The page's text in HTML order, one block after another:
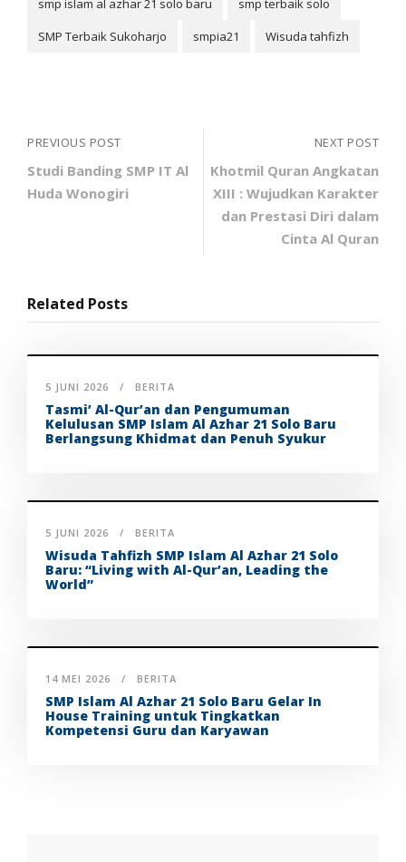
smp islam al azhar 21 solo baru
smp terbaik solo
SMP Terbaik Sukoharjo
smpia21 Wisuda tahfizh
PREVIOUS POST
Studi Banding SMP IT Al
Huda Wonogiri
NEXT POST
Khotmil Quran Angkatan
XIII : Wujudkan Karakter
dan Prestasi Diri dalam
Cinta Al Quran
Related Posts
5 JUNI 2026 BERITA
Tasmi’ Al-Qur’an dan Pengumuman
Kelulusan SMP Islam Al Azhar 21 Solo Baru
Berlangsung Khidmat dan Penuh Syukur
5 JUNI 2026 BERITA
Wisuda Tahfizh SMP Islam Al Azhar 21 Solo
Baru: “Living with Al-Qur’an, Leading the
World”
14 MEI 2026 BERITA
SMP Islam Al Azhar 21 Solo Baru Gelar In
House Training untuk Tingkatkan
Kompetensi Guru dan Karyawan